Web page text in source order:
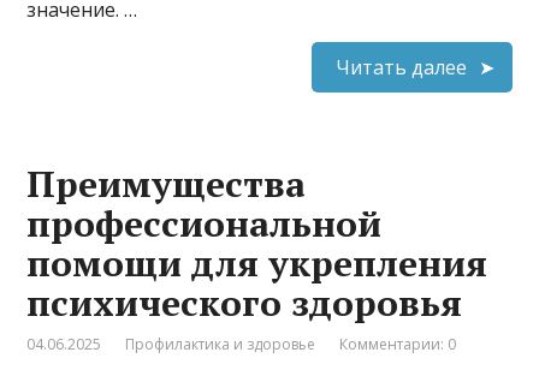
значение. …
Читать далее
Преимущества
профессиональной
помощи для укрепления
психического здоровья
04.06.2025 Профилактика и здоровье Комментарии: 0